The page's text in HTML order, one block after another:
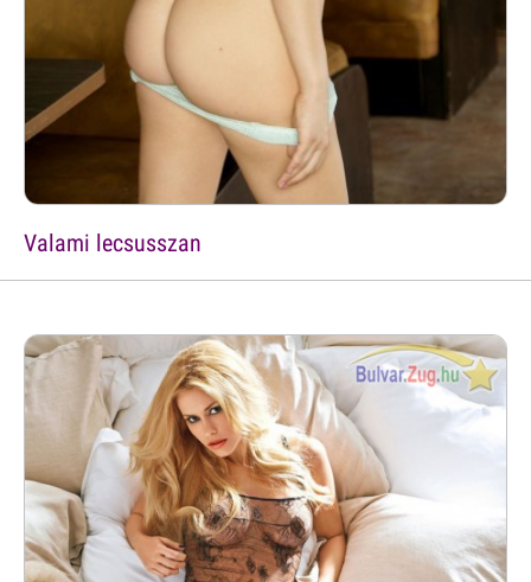
Valami lecsusszan